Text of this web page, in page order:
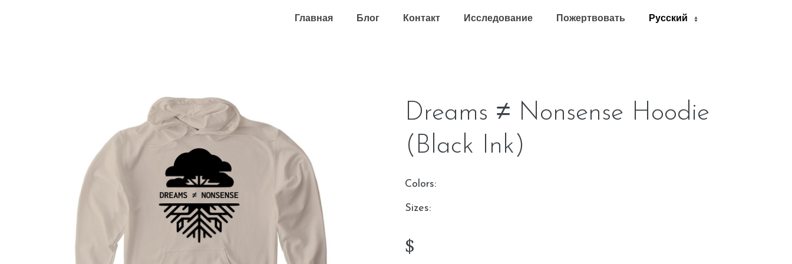
Главная Блог Контакт Исследование Пожертвовать
Dreams ≠ Nonsense Hoodie
(Black Ink)
Colors:
Sizes:
$